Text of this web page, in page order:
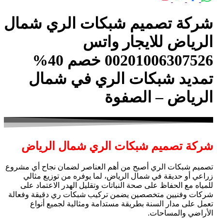
شركة تصميم شبكات الري شمال
الرياض للايجار واتس
00201006307526 خصم 40%
تمديد شبكات الري في شمال
الرياض – الصفوة
شركة تصميم شبكات الري شمال الرياض
تصميم شبكات الري أصبح من أهم العناصر لضمان نجاح أي مشروع
زراعي أو حديقة في شمال الرياض، لما يوفره من توزيع مثالي
للمياه مع الحفاظ على صحة النباتات وتقليل الهدر الاعتماد على
شركات وفنيين متخصصين يضمن تركيب شبكات ري دقيقة وفعالة
تعمل على مدار السنة بطريقة مستدامة ومثالية لجميع أنواع
الأراضي والمساحات.